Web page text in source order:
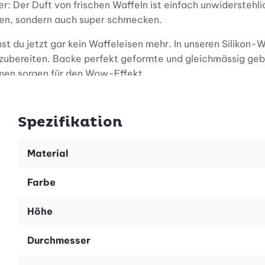
Der Duft von frischen Waffeln ist einfach
sondern auch super schmecken.
du jetzt gar kein Waffeleisen mehr. In unseren
Backe perfekt geformte und gleichmässig
sorgen für den Wow-Effekt.
Butter bestreichen, Teig in die Waffel-
und einfach aus der Silikonform lösen.
sind die Waffeln ein Hit zum Frühstück, zum
Spezifikation
Material
Farbe
Höhe
Durchmesser